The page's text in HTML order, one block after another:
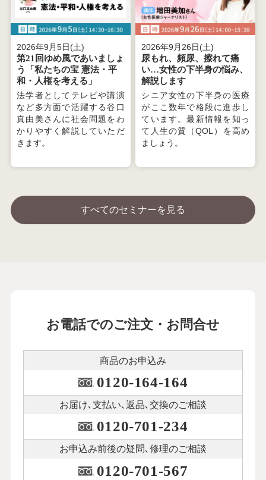
2026年9月5日(土)
第21回ゆめ風であいましょ
う「私たちの宝 憲法・平
和・人権を考える」
法学者としてテレビや講演
など多方面で活躍する谷口
真由美さんに社会問題をわ
かりやすく解説していただ
きます。
2026年9月26日(土)
尿もれ、頻尿、擦れて痛
い…女性の下半身の悩み、
解説します
シニア女性の下半身の医療
がここ数年で格段に進歩し
ています。最新情報を知っ
て人生の質（QOL）を高め
ましょう。
すべてのセミナーを見る
お電話でのご注文・お問合せ
商品のお申込み
0120-164-164
お届け､支払い､ 返品､交換のご相談
0120-701-234
お申込み前後の疑問､修理のご相談
0120-701-567